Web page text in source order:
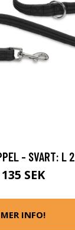
- SVART: L
135 SEK
MER INFO!